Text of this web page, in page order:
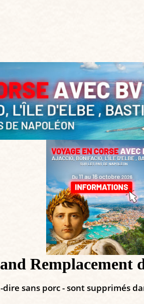
Remplacement
sans porc - sont supprimés